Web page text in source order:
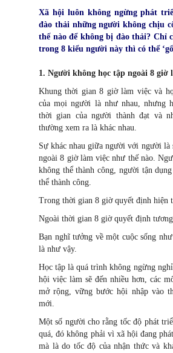
Xã hội luôn không ngừng phát
đào thải những người không chịu
thế nào để không bị đào thải? Chỉ
trong 8 kiểu người này thì có thể
1. Người không học tập ngoài 8 giờ
Khung thời gian 8 giờ làm việc và
của mọi người là như nhau, nhưng
thời gian của người thành đạt và
thường xem ra là khác nhau.
Sự khác nhau giữa người với người là
ngoài 8 giờ làm việc như thế nào.
không thể thành công, người tận
thể thành công.
Trong thời gian 8 giờ quyết định hiện
Ngoài thời gian 8 giờ quyết định
Bạn nghĩ tưởng về một cuộc sống
là như vậy.
Học tập là quá trình không ngừng
hội việc làm sẽ đến nhiều hơn, các
mở rộng, vững bước hội nhập vào
mới.
Một số người cho rằng tốc độ phát
quá, đó không phải vì xã hội đang
mà là do tốc độ của nhận thức và